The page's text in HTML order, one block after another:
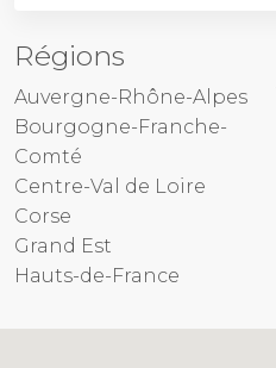
Régions
Auvergne-Rhône-Alpes
Bourgogne-Franche-
Comté
Centre-Val de Loire
Corse
Grand Est
Hauts-de-France